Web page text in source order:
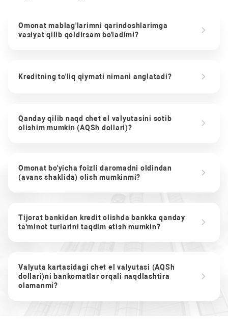
Omonat mablag'larimni qarindoshlarimga
vasiyat qilib qoldirsam bo'ladimi?
Kreditning to'liq qiymati nimani anglatadi?
Qanday qilib naqd chet el valyutasini sotib
olishim mumkin (AQSh dollari)?
Omonat bo'yicha foizli daromadni oldindan
(avans shaklida) olish mumkinmi?
Tijorat bankidan kredit olishda bankka qanday
ta'minot turlarini taqdim etish mumkin?
Valyuta kartasidagi chet el valyutasi (AQSh
dollari)ni bankomatlar orqali naqdlashtira
olamanmi?